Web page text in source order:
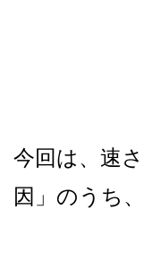
今回は、速
因」のうち、